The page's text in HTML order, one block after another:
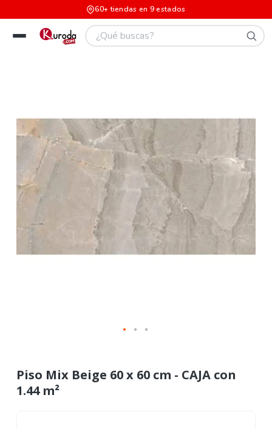
60+ tiendas en 9 estados
Piso Mix Beige 60 x 60 cm - CAJA con
1.44 m²